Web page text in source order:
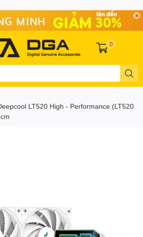
0
LT520 High - Performance (LT520